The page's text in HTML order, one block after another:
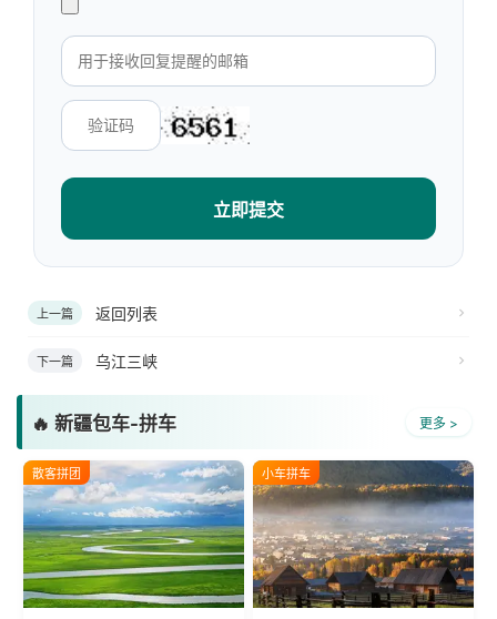
立即提交
上一篇 返回列表
下一篇 乌江三峡
🔥 新疆包车-拼车 更多 >
散客拼团 小车拼车